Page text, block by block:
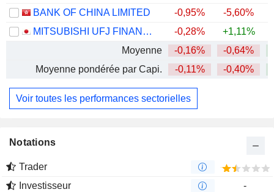
BANK OF CHINA LIMITED
-0,95% -5,60%
MITSUBISHI UFJ FINANCIAL GROUP, INC.
-0,28% +1,11%
Moyenne
-0,16% -0,64%
Moyenne pondérée par Capi.
-0,11% -0,40%
Voir toutes les performances sectorielles
Notations
Trader
Investisseur
-